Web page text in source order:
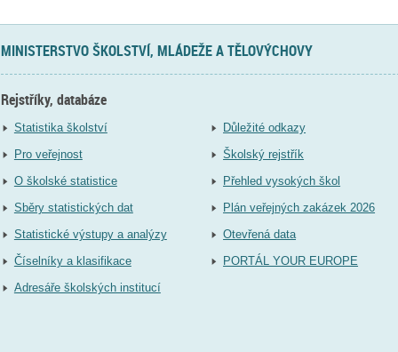
MINISTERSTVO ŠKOLSTVÍ, MLÁDEŽE A TĚLOVÝCHOVY
Rejstříky, databáze
Statistika školství
Pro veřejnost
O školské statistice
Sběry statistických dat
Statistické výstupy a analýzy
Číselníky a klasifikace
Adresáře školských institucí
Důležité odkazy
Školský rejstřík
Přehled vysokých škol
Plán veřejných zakázek 2026
Otevřená data
PORTÁL YOUR EUROPE